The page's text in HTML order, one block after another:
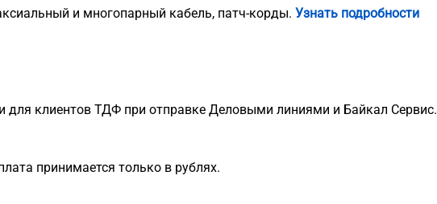
и многопарный кабель, патч-корды. Узнать подробности
клиентов ТДФ при отправке Деловыми линиями и Байкал Сервис.
принимается только в рублях.